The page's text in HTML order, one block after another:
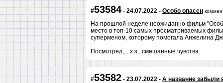
#53584- 24.07.2022 - Особо опасен
На прошлой неделе неожиданно фильм
место в топ-10 самых просматриваемых
суперменом, которому помогала Анжелина
Посмотрел,....х.з.. смешанные чувства.
#53582- 23.07.2022 - А название забыли